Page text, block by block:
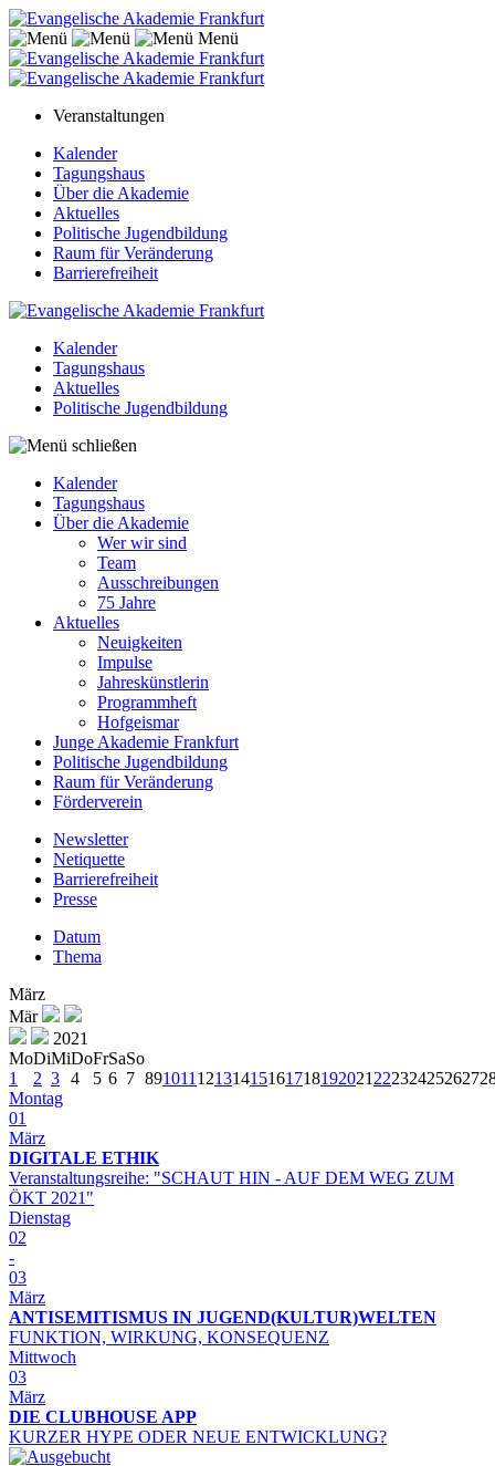
Menü
Veranstaltungen
Kalender
Tagungshaus
Über die Akademie
Aktuelles
Politische Jugendbildung
Raum für Veränderung
Barrierefreiheit
Kalender
Tagungshaus
Aktuelles
Politische Jugendbildung
Kalender
Tagungshaus
Über die Akademie
Wer wir sind
Team
Ausschreibungen
75 Jahre
Aktuelles
Neuigkeiten
Impulse
Jahreskünstlerin
Programmheft
Hofgeismar
Junge Akademie Frankfurt
Politische Jugendbildung
Raum für Veränderung
Förderverein
Newsletter
Netiquette
Barrierefreiheit
Presse
Datum
Thema
März
Mär
2021
MoDiMiDoFrSaSo
1
2 3 4 5 6 7 891011 12131415161718192021 222324252627
Montag
01
März
DIGITALE ETHIK
Veranstaltungsreihe: "SCHAUT HIN - AUF DEM WEG ZUM
ÖKT 2021"
Dienstag
02
-
03
März
ANTISEMITISMUS IN JUGEND(KULTUR)WELTEN
FUNKTION, WIRKUNG, KONSEQUENZ
Mittwoch
03
März
DIE CLUBHOUSE APP
KURZER HYPE ODER NEUE ENTWICKLUNG?